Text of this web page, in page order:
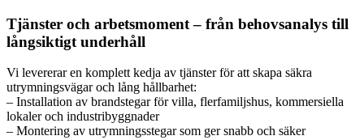
Tjänster och arbetsmoment – från behovsanalys till
långsiktigt underhåll
Vi levererar en komplett kedja av tjänster för att skapa säkra
utrymningsvägar och lång hållbarhet:
– Installation av brandstegar för villa, flerfamiljshus, kommersiella
lokaler och industribyggnader
– Montering av utrymningsstegar som ger snabb och säker